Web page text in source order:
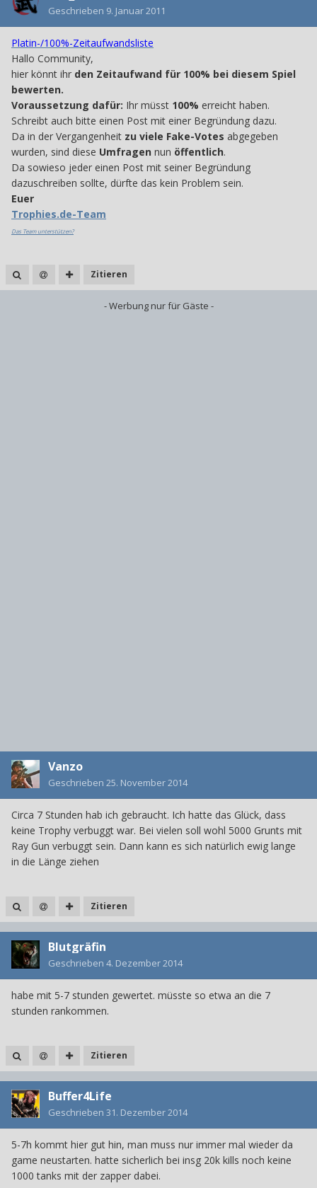
Geschrieben 9. Januar 2011
Platin-/100%-Zeitaufwandsliste
Hallo Community,
hier könnt ihr den Zeitaufwand für 100% bei diesem Spiel
bewerten.
Voraussetzung dafür: Ihr müsst 100% erreicht haben.
Schreibt auch bitte einen Post mit einer Begründung dazu.
Da in der Vergangenheit zu viele Fake-Votes abgegeben
wurden, sind diese Umfragen nun öffentlich.
Da sowieso jeder einen Post mit seiner Begründung
dazuschreiben sollte, dürfte das kein Problem sein.
Euer
Trophies.de-Team
Das Team unterstützen?
Zitieren
- Werbung nur für Gäste -
Vanzo
Geschrieben 25. November 2014
Circa 7 Stunden hab ich gebraucht. Ich hatte das Glück, dass
keine Trophy verbuggt war. Bei vielen soll wohl 5000 Grunts mit
Ray Gun verbuggt sein. Dann kann es sich natürlich ewig lange
in die Länge ziehen
Zitieren
Blutgräfin
Geschrieben 4. Dezember 2014
habe mit 5-7 stunden gewertet. müsste so etwa an die 7
stunden rankommen.
Zitieren
Buffer4Life
Geschrieben 31. Dezember 2014
5-7h kommt hier gut hin, man muss nur immer mal wieder da
game neustarten. hatte sicherlich bei insg 20k kills noch keine
1000 tanks mit der zapper dabei.